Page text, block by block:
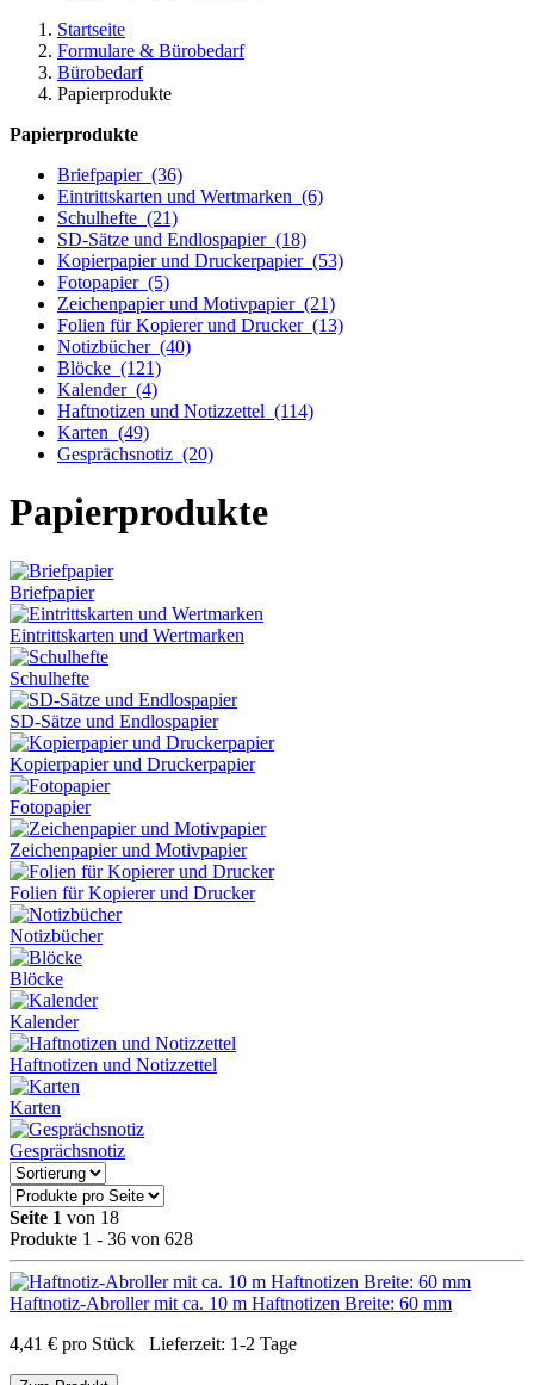
Startseite
Formulare & Bürobedarf
Bürobedarf
Papierprodukte
Papierprodukte
Briefpapier (36)
Eintrittskarten und Wertmarken (6)
Schulhefte (21)
SD-Sätze und Endlospapier (18)
Kopierpapier und Druckerpapier (53)
Fotopapier (5)
Zeichenpapier und Motivpapier (21)
Folien für Kopierer und Drucker (13)
Notizbücher (40)
Blöcke (121)
Kalender (4)
Haftnotizen und Notizzettel (114)
Karten (49)
Gesprächsnotiz (20)
Papierprodukte
Briefpapier
Eintrittskarten und Wertmarken
Schulhefte
SD-Sätze und Endlospapier
Kopierpapier und Druckerpapier
Fotopapier
Zeichenpapier und Motivpapier
Folien für Kopierer und Drucker
Notizbücher
Blöcke
Kalender
Haftnotizen und Notizzettel
Karten
Gesprächsnotiz
Seite 1 von 18
Produkte 1 - 36 von 628
Haftnotiz-Abroller mit ca. 10 m Haftnotizen Breite: 60 mm
4,41 € pro Stück Lieferzeit: 1-2 Tage